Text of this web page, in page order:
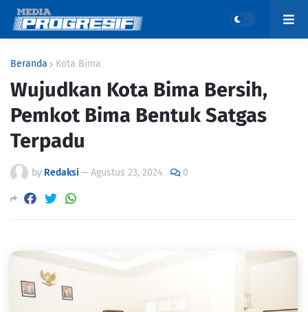
Beranda Kota Bima
Wujudkan Kota Bima Bersih,
Pemkot Bima Bentuk Satgas
Terpadu
by Redaksi —Agustus 23, 2024 0